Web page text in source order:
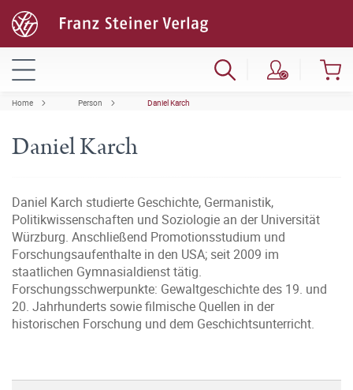
Home Person Daniel Karch
Daniel Karch
Daniel Karch studierte Geschichte, Germanistik,
Politikwissenschaften und Soziologie an der Universität
Würzburg. Anschließend Promotionsstudium und
Forschungsaufenthalte in den USA; seit 2009 im
staatlichen Gymnasialdienst tätig.
Forschungsschwerpunkte: Gewaltgeschichte des 19. und
20. Jahrhunderts sowie filmische Quellen in der
historischen Forschung und dem Geschichtsunterricht.